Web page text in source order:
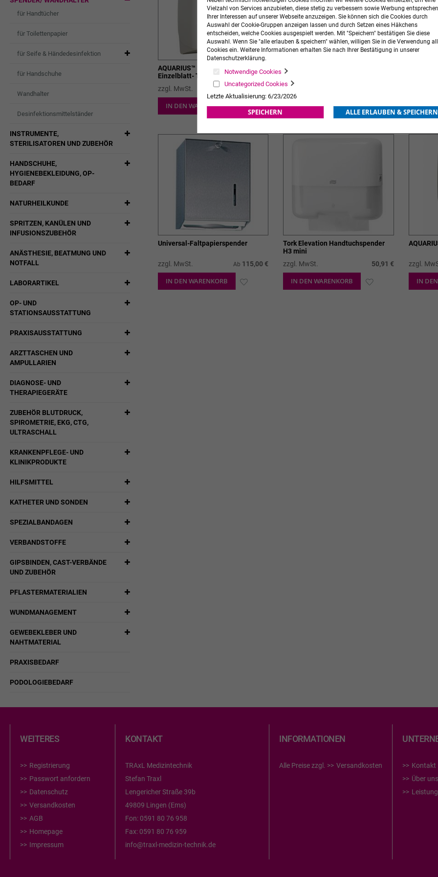
AQUARIUS™ Doppel-Spender für
Einzelblatt- Toilettenpapier
zzgl. MwSt.
139,90 €
IN DEN WARENKORB ZUR
Flowpack Wandhalter für Incidin
OxyWipe Tücher
zzgl. MwSt.
IN DEN WARENKORB ZUR IN
Universal-Faltpapierspender
zzgl. MwSt. Ab 115,00 €
IN DEN WARENKORB
Tork Elevation Handtuchspender
H3 mini
zzgl. MwSt.
50,91 €
IN DEN WARENKORB ZUR
zzgl.
IN
für Handtücher
für Toilettenpapier
für Seife & Händedesinfektion
für Handschuhe
Wandhalter
Desinfektionsmittelständer
INSTRUMENTE,
STERILISATOREN UND ZUBEHÖR
HANDSCHUHE,
HYGIENEBEKLEIDUNG, OP-
BEDARF
NATURHEILKUNDE
SPRITZEN, KANÜLEN UND
INFUSIONSZUBEHÖR
ANÄSTHESIE, BEATMUNG UND
NOTFALL
LABORARTIKEL
OP- UND
STATIONSAUSSTATTUNG
PRAXISAUSSTATTUNG
ARZTTASCHEN UND
AMPULLARIEN
DIAGNOSE- UND
THERAPIEGERÄTE
ZUBEHÖR BLUTDRUCK,
SPIROMETRIE, EKG, CTG,
ULTRASCHALL
KRANKENPFLEGE- UND
KLINIKPRODUKTE
HILFSMITTEL
KATHETER UND SONDEN
SPEZIALBANDAGEN
VERBANDSTOFFE
GIPSBINDEN, CAST-VERBÄNDE
UND ZUBEHÖR
PFLASTERMATERIALIEN
WUNDMANAGEMENT
GEWEBEKLEBER UND
NAHTMATERIAL
PRAXISBEDARF
PODOLOGIEBEDARF
WEITERES
Registrierung
Passwort anfordern
Datenschutz
Versandkosten
AGB
Homepage
Impressum
KONTAKT
TRAxL Medizintechnik
Stefan Traxl
Lengericher Straße 39b
49809 Lingen (Ems)
Fon: 0591 80 76 958
Fax: 0591 80 76 959
info@traxl-medizin-technik.de
INFORMATIONEN
Alle Preise zzgl. Versandkosten
Kontakt
Über uns
Vielzahl von Services anzubieten, diese stetig zu verbessern sowie Werbung
Ihrer Interessen auf unserer Webseite anzuzeigen. Sie können sich die Cookies durch
Auswahl der Cookie-Gruppen anzeigen lassen und durch Setzen eines Häkchens
entscheiden, welche Cookies ausgespielt werden. Mit "Speichern" bestätigen Sie diese
Auswahl. Wenn Sie "alle erlauben & speichern" wählen, willigen Sie in die Verwendung
Cookies ein. Weitere Informationen erhalten Sie nach Ihrer Bestätigung in unserer
Datenschutzerklärung.
Notwendige Cookies
Uncategorized Cookies
Letzte Aktualisierung: 6/23/2026
SPEICHERN ALLE ERLAUBEN & SPEICHERN